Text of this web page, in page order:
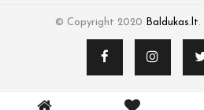
© Copyright 2020 Baldukas.lt.